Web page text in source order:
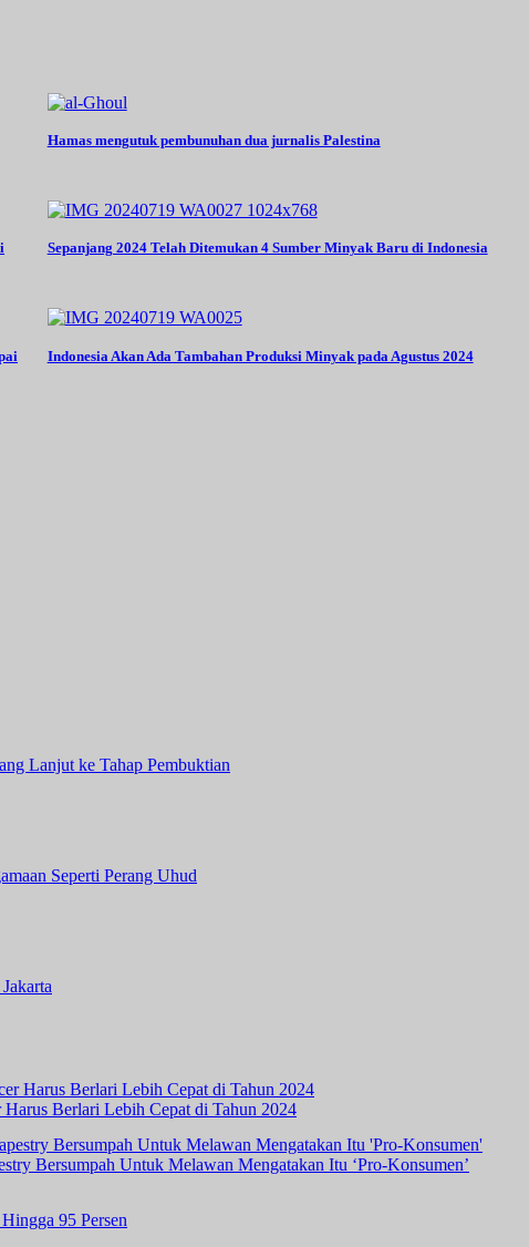
Hamas mengutuk pembunuhan dua jurnalis Palestina
Sepanjang 2024 Telah Ditemukan 4 Sumber Minyak Baru di Indonesia
Indonesia Akan Ada Tambahan Produksi Minyak pada Agustus 2024
Lanjut ke Tahap Pembuktian
Seperti Perang Uhud
Berlari Lebih Cepat di Tahun 2024
Bersumpah Untuk Melawan Mengatakan Itu ‘Pro-Konsumen’
95 Persen